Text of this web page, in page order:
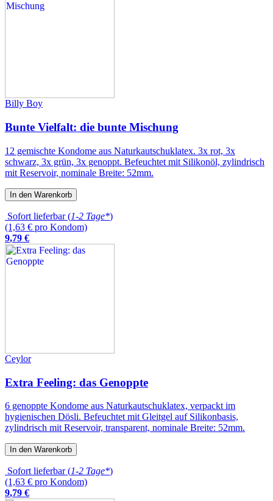
Billy Boy
Bunte Vielfalt: die bunte Mischung
12 gemischte Kondome aus Naturkautschuklatex. 3x rot, 3x
schwarz, 3x grün, 3x genoppt. Befeuchtet mit Silikonöl, zylindrisch
mit Reservoir, nominale Breite: 52mm.
In den Warenkorb
Sofort lieferbar (1-2 Tage*)
(1,63 € pro Kondom)
9,79 €
Ceylor
Extra Feeling: das Genoppte
6 genoppte Kondome aus Naturkautschuklatex, verpackt im
hygienischen Dösli. Befeuchtet mit Gleitgel auf Silikonbasis,
zylindrisch mit Reservoir, transparent, nominale Breite: 52mm.
In den Warenkorb
Sofort lieferbar (1-2 Tage*)
(1,63 € pro Kondom)
9,79 €